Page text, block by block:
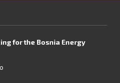
for the Bosnia Energy